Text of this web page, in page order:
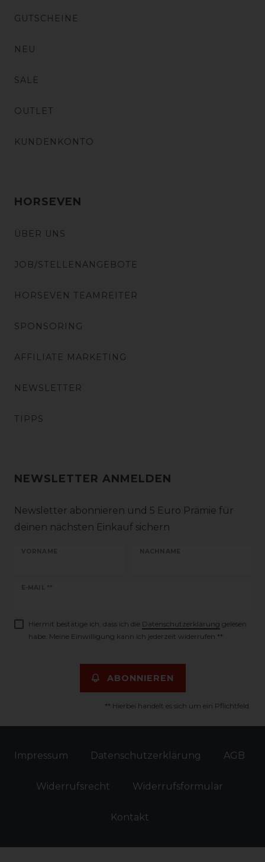
GUTSCHEINE
NEU
SALE
OUTLET
KUNDENKONTO
HORSEVEN
ÜBER UNS
JOB/STELLENANGEBOTE
HORSEVEN TEAMREITER
SPONSORING
AFFILIATE MARKETING
NEWSLETTER
TIPPS
NEWSLETTER ANMELDEN
Newsletter abonnieren und 5 Euro Prämie für
deinen nächsten Einkauf sichern
VORNAME NACHNAME
E-MAIL **
Newsletter
Hiermit bestätige ich, dass ich die Daten­schutz­erklärung gelesen
habe. Meine Einwilligung kann ich jederzeit widerrufen.**
ABONNIEREN
** Hierbei handelt es sich um ein Pflichtfeld.
Impressum Daten­schutz­erklärung AGB
Widerrufs­recht Widerrufs­formular
Kontakt